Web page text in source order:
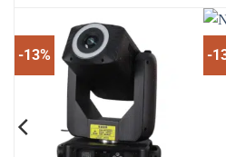
-13% -